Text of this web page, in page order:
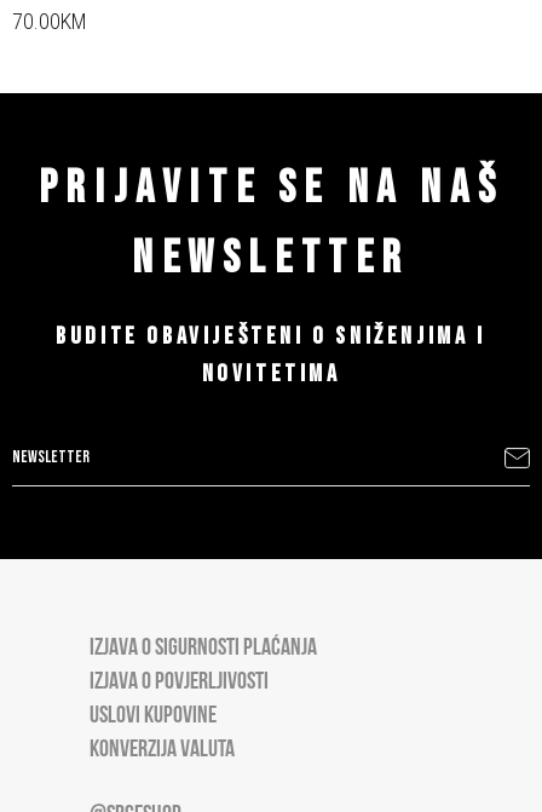
70.00KM
PRIJAVITE SE NA NAŠ
NEWSLETTER
BUDITE OBAVIJEŠTENI O SNIŽENJIMA I
NOVITETIMA
IZJAVA O SIGURNOSTI PLAĆANJA
IZJAVA O POVJERLJIVOSTI
USLOVI KUPOVINE
KONVERZIJA VALUTA